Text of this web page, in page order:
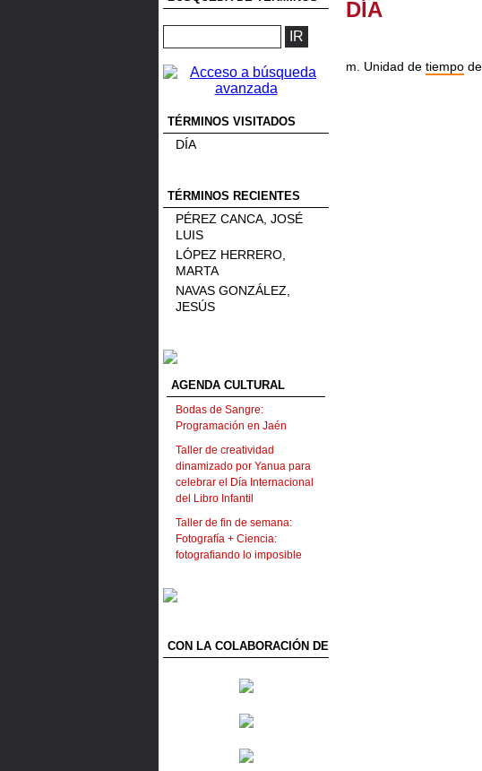
TÉRMINOS VISITADOS
DÍA
TÉRMINOS RECIENTES
PÉREZ CANCA, JOSÉ
LUIS
LÓPEZ HERRERO,
MARTA
NAVAS GONZÁLEZ,
JESÚS
AGENDA CULTURAL
Bodas de Sangre:
Programación en Jaén
Taller de creatividad
dinamizado por Yanua para
celebrar el Día Internacional
del Libro Infantil
Taller de fin de semana:
Fotografía + Ciencia:
fotografiando lo imposible
CON LA COLABORACIÓN DE
DÍA
m. Unidad de tiempo